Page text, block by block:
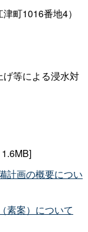
町1016番地4）
等による浸水対
計画の概要につい
素案）について